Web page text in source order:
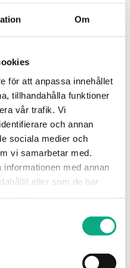
Om
för att anpassa innehållet
tillhandahålla funktioner
vår trafik. Vi
och annan
sociala medier och
vi samarbetar med.
med annan
eller som de har
och hjälper dig